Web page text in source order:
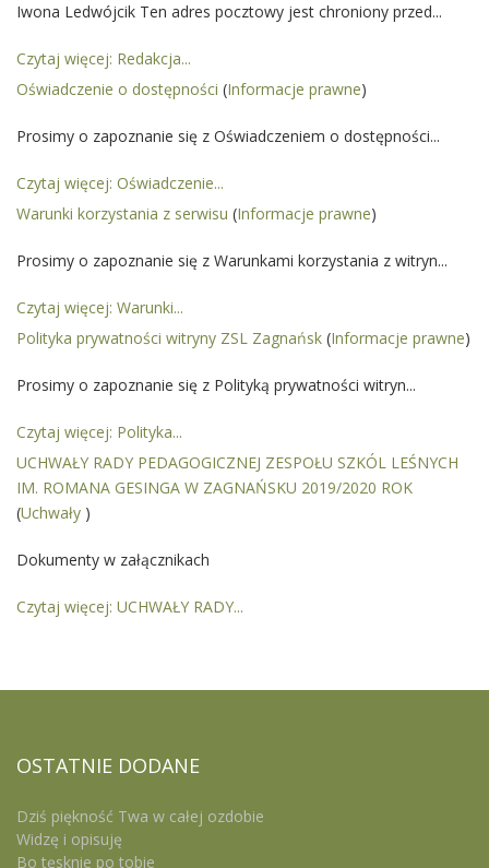
Iwona Ledwójcik Ten adres pocztowy jest chroniony przed...
Czytaj więcej: Redakcja...
Oświadczenie o dostępności (Informacje prawne)
Prosimy o zapoznanie się z Oświadczeniem o dostępności...
Czytaj więcej: Oświadczenie...
Warunki korzystania z serwisu (Informacje prawne)
Prosimy o zapoznanie się z Warunkami korzystania z witryn...
Czytaj więcej: Warunki...
Polityka prywatności witryny ZSL Zagnańsk (Informacje prawne)
Prosimy o zapoznanie się z Polityką prywatności witryn...
Czytaj więcej: Polityka...
UCHWAŁY RADY PEDAGOGICZNEJ ZESPOŁU SZKÓL LEŚNYCH
IM. ROMANA GESINGA W ZAGNAŃSKU 2019/2020 ROK
(Uchwały )
Dokumenty w załącznikach
Czytaj więcej: UCHWAŁY RADY...
OSTATNIE DODANE
Dziś piękność Twa w całej ozdobie
Widzę i opisuję
Bo tęsknie po tobie